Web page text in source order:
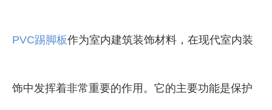
PVC踢脚板作为室内建筑装饰材料，在现代室内装
饰中发挥着非常重要的作用。它的主要功能是保护